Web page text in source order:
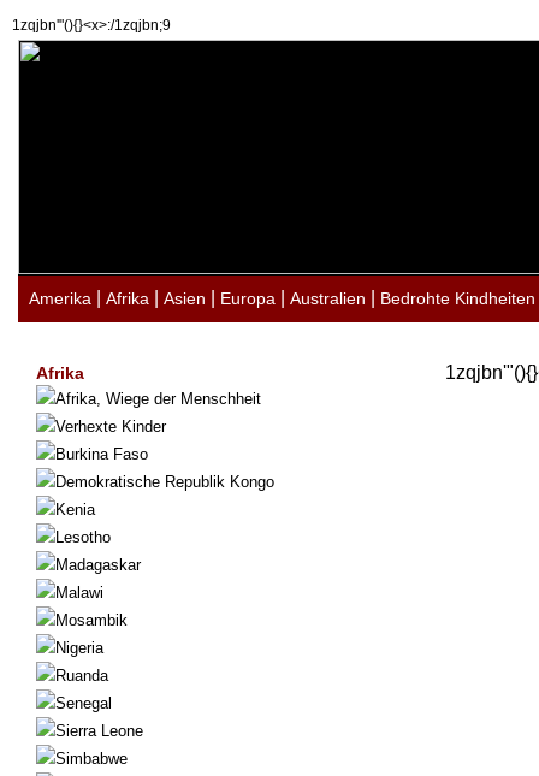
1zqjbn'"(){}<x>:/1zqjbn;9
Amerika Afrika Asien Europa Australien Bedrohte Kindheiten
Afrika
Afrika, Wiege der Menschheit
Verhexte Kinder
Burkina Faso
Demokratische Republik Kongo
Kenia
Lesotho
Madagaskar
Malawi
Mosambik
Nigeria
Ruanda
Senegal
Sierra Leone
Simbabwe